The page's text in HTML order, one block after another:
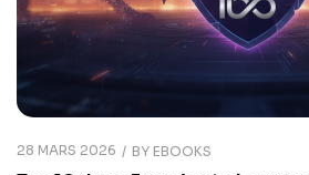
28 MARS 2026 BY EBOOKS